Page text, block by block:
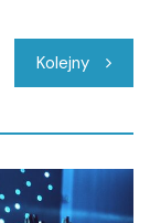
Kolejny